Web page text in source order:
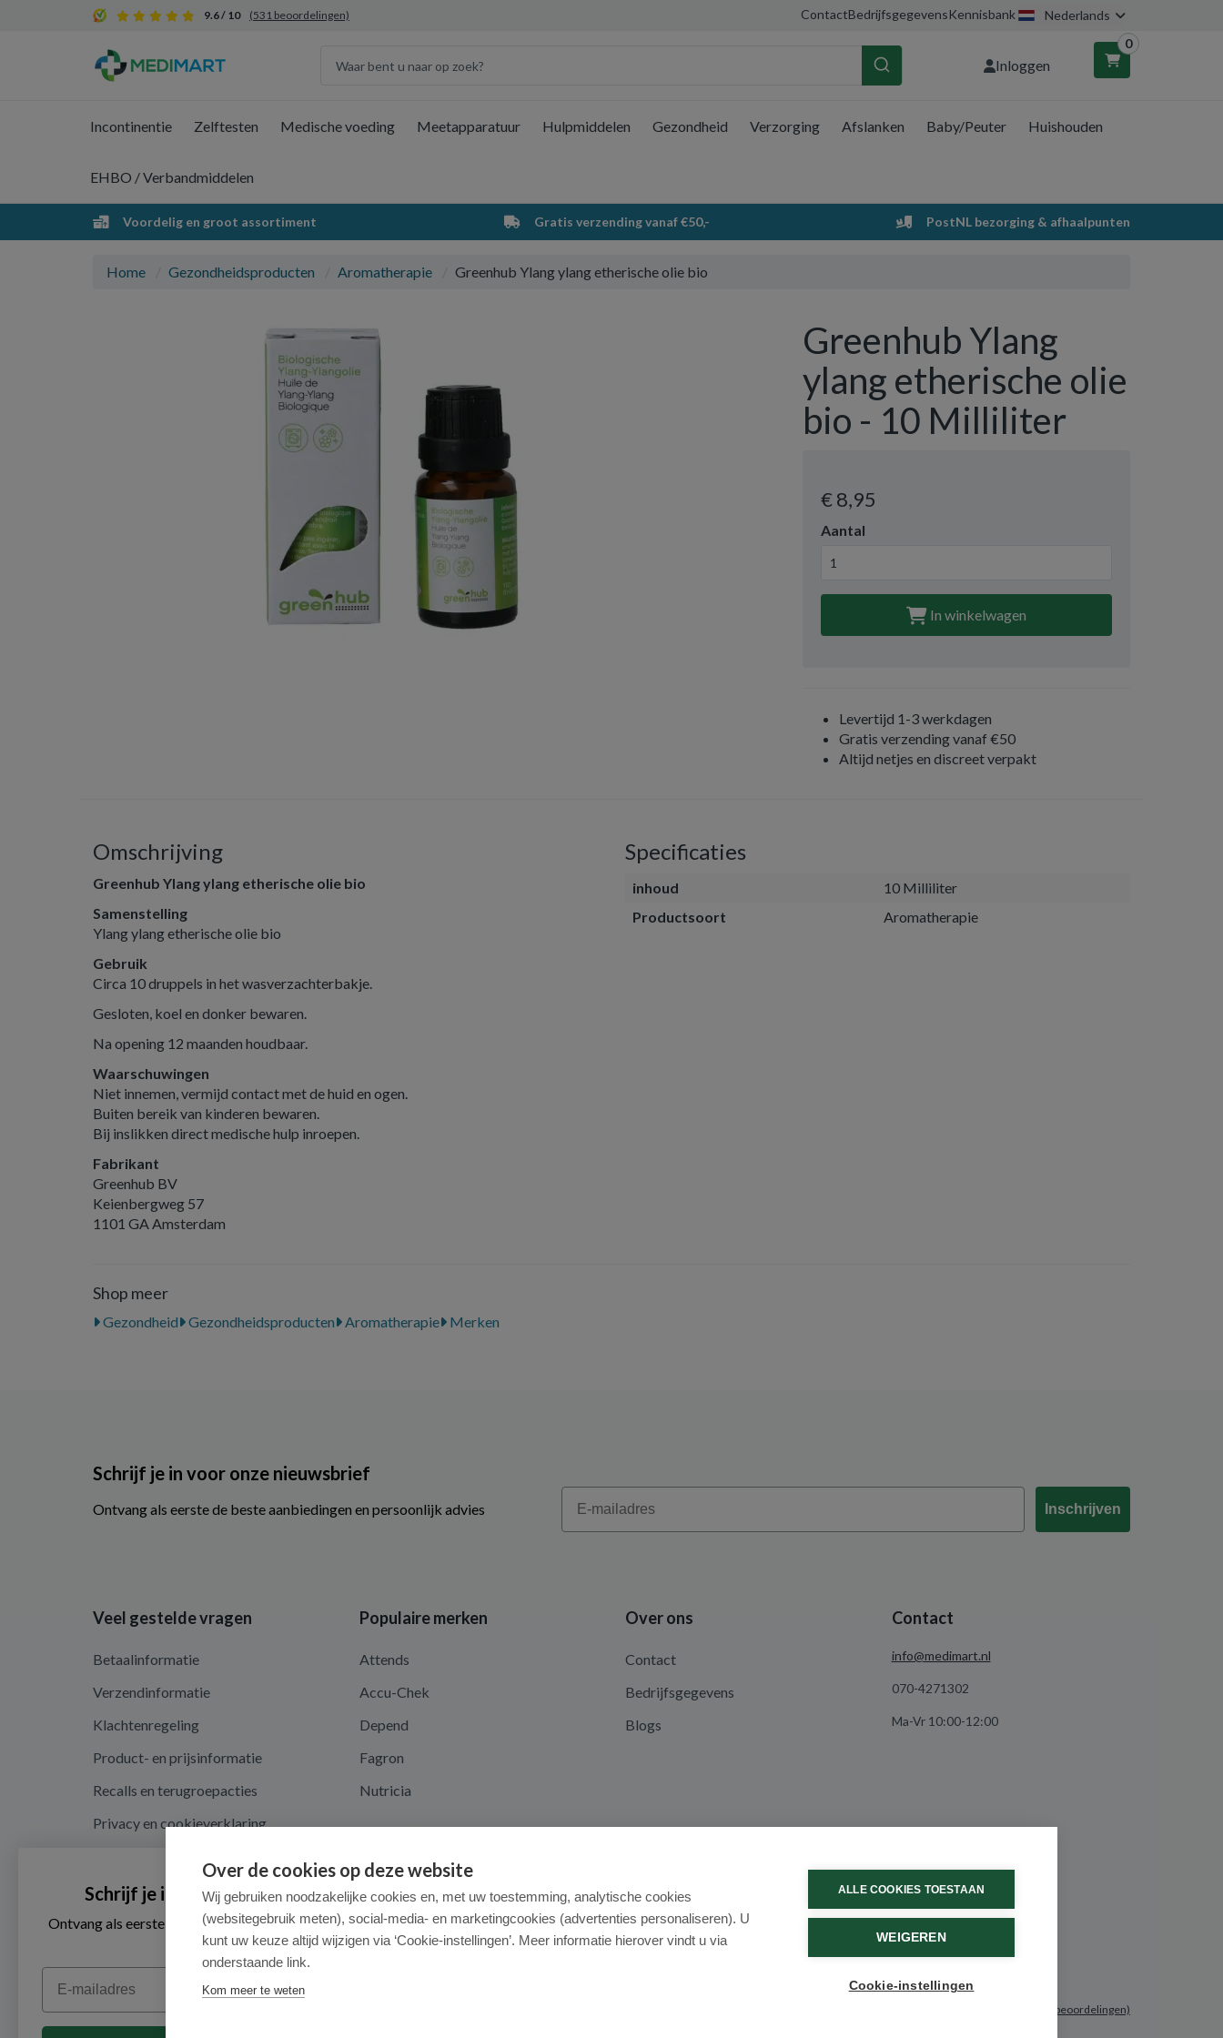
9.6 / 10 (531 beoordelingen) ContactBedrijfsgegevensKennisbank Nederlands
Inloggen
0
Winkelwagen
Uw winkelwagen is leeg.
Vul hem met producten.
Incontinentie Zelftesten Medische voeding Meetapparatuur Hulpmiddelen Gezondheid Verzorging Afslanken Baby/Peuter Huishouden
EHBO / Verbandmiddelen
Voordelig en groot assortiment Gratis verzending vanaf €50,- PostNL bezorging & afhaalpunten
Home Gezondheidsproducten Aromatherapie Greenhub Ylang ylang etherische olie bio
Greenhub Ylang
ylang etherische olie
bio - 10 Milliliter
€ 8,95
Aantal
In winkelwagen
Levertijd 1-3 werkdagen
Gratis verzending vanaf €50
Altijd netjes en discreet verpakt
Omschrijving
Greenhub Ylang ylang etherische olie bio
Samenstelling
Ylang ylang etherische olie bio
Gebruik
Circa 10 druppels in het wasverzachterbakje.
Gesloten, koel en donker bewaren.
Na opening 12 maanden houdbaar.
Waarschuwingen
Niet innemen, vermijd contact met de huid en ogen.
Buiten bereik van kinderen bewaren.
Bij inslikken direct medische hulp inroepen.
Fabrikant
Greenhub BV
Keienbergweg 57
1101 GA Amsterdam
Specificaties
inhoud
10 Milliliter
Productsoort
Aromatherapie
Shop meer
Gezondheid Gezondheidsproducten Aromatherapie Merken
Schrijf je in voor onze nieuwsbrief
Ontvang als eerste de beste aanbiedingen en persoonlijk advies
Email
Inschrijven
Veel gestelde vragen
Betaalinformatie
Verzendinformatie
Klachtenregeling
Product- en prijsinformatie
Recalls en terugroepacties
Privacy en cookieverklaring
Algemene voorwaarden
Herroepingsrecht en retouren
Populaire merken
Attends
Accu-Chek
Depend
Fagron
Nutricia
Over ons
Contact
Bedrijfsgegevens
Blogs
Contact
info@medimart.nl
070-4271302
Ma-Vr 10:00-12:00
(531 beoordelingen)
Over de cookies op deze website
Wij gebruiken noodzakelijke cookies en, met uw toestemming, analytische cookies
(websitegebruik meten), social-media- en marketingcookies (advertenties personaliseren). U
kunt uw keuze altijd wijzigen via ‘Cookie-instellingen’. Meer informatie hierover vindt u via
onderstaande link.
Kom meer te weten
ALLE COOKIES TOESTAAN
WEIGEREN
Cookie-instellingen
Schrijf je in voor onze nieuwsbrief
Ontvang als eerste de beste aanbiedingen en persoonlijk
advies
Email